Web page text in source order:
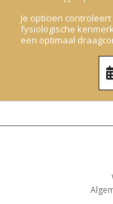
Je opticien
fysiologische
een optimaal